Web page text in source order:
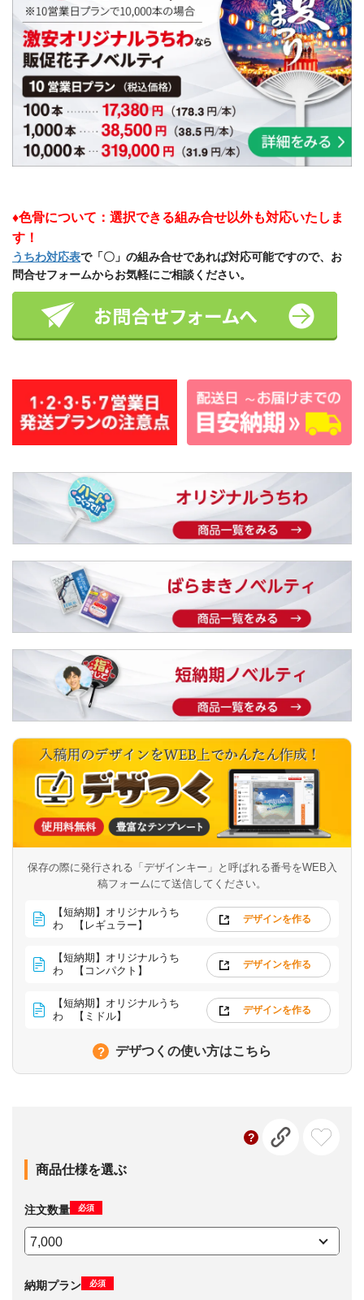
♦色骨について：選択できる組み合せ以外も対応いたしま
す！
うちわ対応表で「〇」の組み合せであれば対応可能ですので、お
問合せフォームからお気軽にご相談ください。
保存の際に発行される「デザインキー」と呼ばれる番号をWEB入
稿フォームにて送信してください。
【短納期】オリジナルうち
わ 【レギュラー】
デザインを作る
【短納期】オリジナルうち
わ 【コンパクト】
デザインを作る
【短納期】オリジナルうち
わ 【ミドル】
デザインを作る
デザつくの使い方はこちら
商品仕様を選ぶ
注文数量 必須
納期プラン 必須